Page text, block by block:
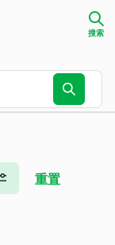
搜索
重置